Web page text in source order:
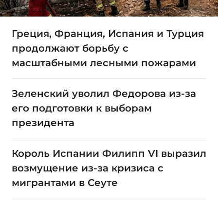
Греция, Франция, Испания и Турция
продолжают борьбу с
масштабными лесными пожарами
Зеленский уволил Федорова из-за
его подготовки к выборам
президента
Король Испании Филипп VI выразил
возмущение из-за кризиса с
мигрантами в Сеуте